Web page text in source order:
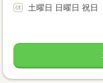
土曜日 日曜日 祝日